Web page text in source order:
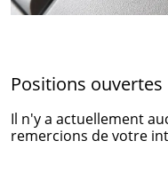
Positions ouvertes
Il n'y a actuellement
remercions de votre